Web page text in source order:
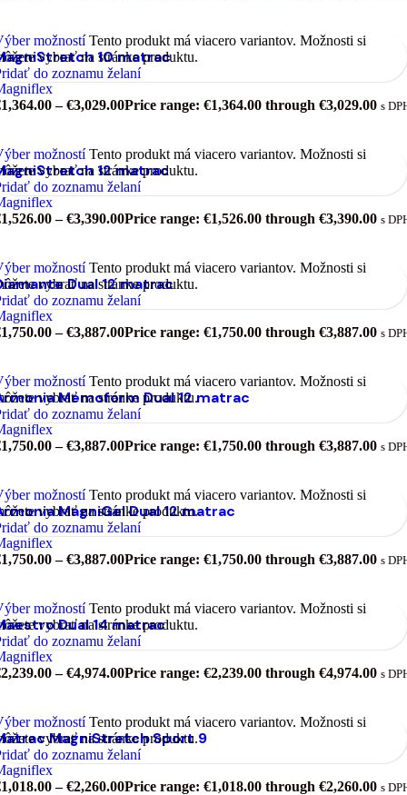
možností Tento produkt má viacero variantov. Možnosti si
vybrať na stránke produktu.
do zoznamu želaní
10 matrac
1,364.00 – €3,029.00Price range: €1,364.00 through €3,029.00 s
možností Tento produkt má viacero variantov. Možnosti si
vybrať na stránke produktu.
do zoznamu želaní
12 matrac
1,526.00 – €3,390.00Price range: €1,526.00 through €3,390.00 s
možností Tento produkt má viacero variantov. Možnosti si
vybrať na stránke produktu.
do zoznamu želaní
Dual 12 matrac
1,750.00 – €3,887.00Price range: €1,750.00 through €3,887.00 s
možností Tento produkt má viacero variantov. Možnosti si
vybrať na stránke produktu.
do zoznamu želaní
Memoform Dual 12 matrac
1,750.00 – €3,887.00Price range: €1,750.00 through €3,887.00 s
možností Tento produkt má viacero variantov. Možnosti si
vybrať na stránke produktu.
do zoznamu želaní
MagniGel Dual 12 matrac
1,750.00 – €3,887.00Price range: €1,750.00 through €3,887.00 s
možností Tento produkt má viacero variantov. Možnosti si
vybrať na stránke produktu.
do zoznamu želaní
Dual 14 matrac
2,239.00 – €4,974.00Price range: €2,239.00 through €4,974.00 s
možností Tento produkt má viacero variantov. Možnosti si
vybrať na stránke produktu.
do zoznamu želaní
MagniStretch Sport 9
1,018.00 – €2,260.00Price range: €1,018.00 through €2,260.00 s